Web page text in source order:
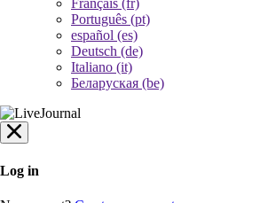
Français (fr)
Português (pt)
español (es)
Deutsch (de)
Italiano (it)
Беларуская (be)
Log in